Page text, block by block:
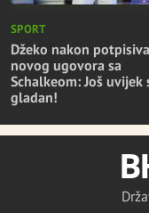
SPORT
Džeko nakon
novog ugovora sa
Schalkeom: Još uvijek
gladan!